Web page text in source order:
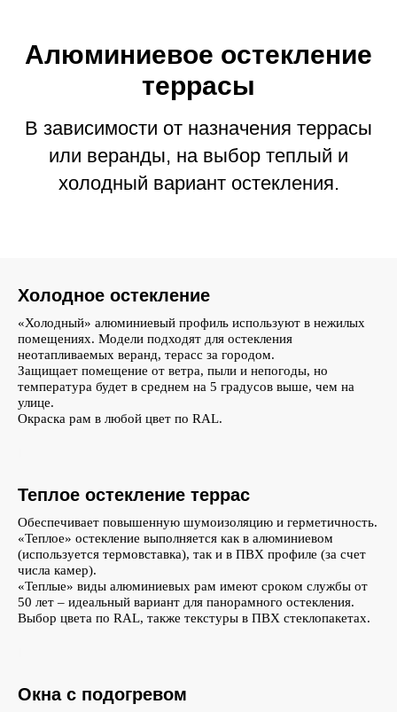
Алюминиевое остекление
террасы
В зависимости от назначения террасы
или веранды, на выбор теплый и
холодный вариант остекления.
Холодное остекление
«Холодный» алюминиевый профиль используют в нежилых
помещениях. Модели подходят для остекления
неотапливаемых веранд, терасс за городом.
Защищает помещение от ветра, пыли и непогоды, но
температура будет в среднем на 5 градусов выше, чем на
улице.
Окраска рам в любой цвет по RAL.
Теплое остекление террас
Обеспечивает повышенную шумоизоляцию и герметичность.
«Теплое» остекление выполняется как в алюминиевом
(используется термовставка), так и в ПВХ профиле (за счет
числа камер).
«Теплые» виды алюминиевых рам имеют сроком службы от
50 лет – идеальный вариант для панорамного остекления.
Выбор цвета по RAL, также текстуры в ПВХ стеклопакетах.
Окна с подогревом